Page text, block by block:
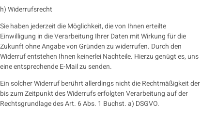
h) Widerrufsrecht
Sie haben jederzeit die Möglichkeit, die von Ihnen erteilte
Einwilligung in die Verarbeitung Ihrer Daten mit Wirkung für die
Zukunft ohne Angabe von Gründen zu widerrufen. Durch den
Widerruf entstehen Ihnen keinerlei Nachteile. Hierzu genügt es, uns
eine entsprechende E-Mail zu senden.
Ein solcher Widerruf berührt allerdings nicht die Rechtmäßigkeit der
bis zum Zeitpunkt des Widerrufs erfolgten Verarbeitung auf der
Rechtsgrundlage des Art. 6 Abs. 1 Buchst. a) DSGVO.